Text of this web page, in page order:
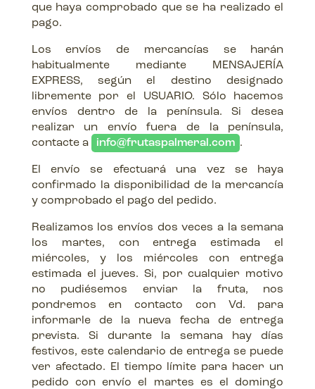
que haya comprobado que se ha realizado el
pago.
Los envíos de mercancías se harán
habitualmente mediante MENSAJERÍA
EXPRESS, según el destino designado
libremente por el USUARIO. Sólo hacemos
envíos dentro de la península. Si desea
realizar un envío fuera de la península,
contacte a
info@frutaspalmeral.com .
El envío se efectuará una vez se haya
confirmado la disponibilidad de la mercancía
y comprobado el pago del pedido.
Realizamos los envíos dos veces a la semana
los martes, con entrega estimada el
miércoles, y los miércoles con entrega
estimada el jueves. Si, por cualquier motivo
no pudiésemos enviar la fruta, nos
pondremos en contacto con Vd. para
informarle de la nueva fecha de entrega
prevista. Si durante la semana hay días
festivos, este calendario de entrega se puede
ver afectado. El tiempo límite para hacer un
pedido con envío el martes es el domingo